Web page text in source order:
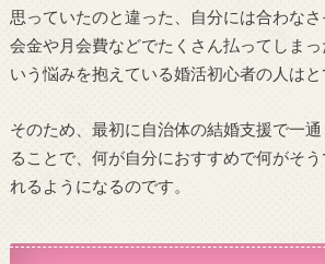
思っていたのと違った、自分には合わな
会金や月会費などでたくさん払ってしま
いう悩みを抱えている婚活初心者の人はと
そのため、最初に自治体の結婚支援で一
ることで、何が自分におすすめで何がそ
れるようになるのです。